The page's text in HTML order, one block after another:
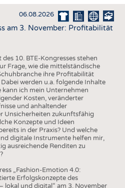
STATISTICS
TERMINE
BRANCHENTERMINE
06.08.2026
am 3. November: Profitabilität
10. BTE-Kongresses stehen
Frage, wie die mittelständische
ihre Profitabilität
werden u.a. folgende Inhalte
kann ich mein Unternehmen
Kosten, veränderter
und anhaltender
Unsicherheiten zukunftsfähig
Konzepte und Ideen
in der Praxis? Und welche
digitale Instrumente helfen mir,
ausreichende Renditen zu
„Fashion-Emotion 4.0:
Erfolgskonzepte des
lokal und digital“ am 3. November